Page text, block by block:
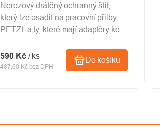
487,60 Kč bez DPH
590 Kč / ks Do košíku
Nerezový drátěný ochranný štít,
který lze osadit na pracovní přilby
PETZL a ty, které mají adaptéry ke...